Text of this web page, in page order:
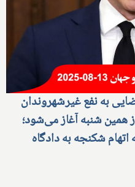
به نفع غیرشهروندان
همین شنبه آغاز می‌شود؛
اتهام شکنجه به دادگاه